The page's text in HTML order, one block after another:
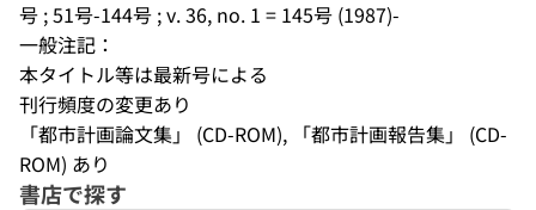
号 ; 51号-144号 ; v. 36, no. 1 = 145号 (1987)-
一般注記：
本タイトル等は最新号による
刊行頻度の変更あり
「都市計画論文集」 (CD-ROM), 「都市計画報告集」 (CD-
ROM) あり
書店で探す